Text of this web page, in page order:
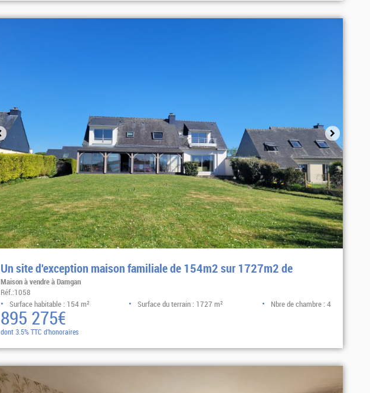
Un site d'exception maison familiale de 154m2 sur 1727m2 de
Maison à vendre à Damgan
Réf.:1058
Surface habitable : 154 m²
Surface du terrain : 1727 m² Nbre de chambre : 4
895 275€
dont 3.5% TTC d'honoraires